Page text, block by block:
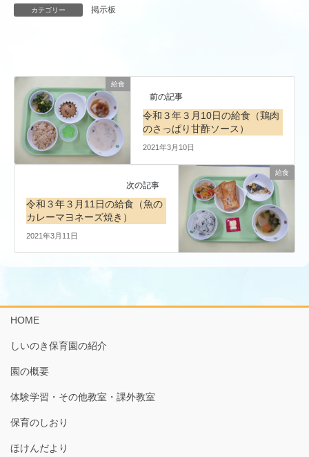
カテゴリー 掲示板
給食
前の記事
令和３年３月10日の給食（鶏肉
のさっぱり甘酢ソース）
2021年3月10日
給食
次の記事
令和３年３月11日の給食（魚の
カレーマヨネーズ焼き）
2021年3月11日
HOME
しいのき保育園の紹介
園の概要
体験学習・その他教室・課外教室
保育のしおり
ほけんだより